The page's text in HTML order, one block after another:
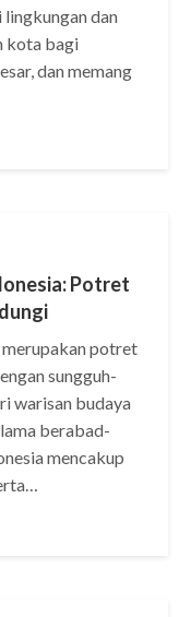
dan
kota bagi
dan memang
Potret
merupakan potret
sungguh-
warisan budaya
berabad-
mencakup